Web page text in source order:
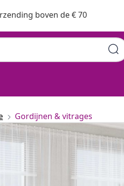
boven de € 70
Gordijnen & vitrages